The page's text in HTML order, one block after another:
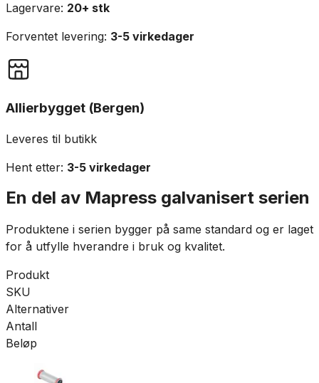
Lagervare: 20+ stk
Forventet levering: 3-5 virkedager
Allierbygget (Bergen)
Leveres til butikk
Hent etter: 3-5 virkedager
En del av Mapress galvanisert serien
Produktene i serien bygger på same standard og er laget
for å utfylle hverandre i bruk og kvalitet.
Produkt
SKU
Alternativer
Antall
Beløp